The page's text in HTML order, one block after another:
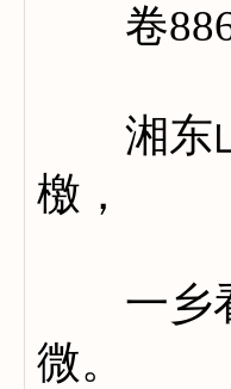
卷
湘东山
檄，
一乡看
微。